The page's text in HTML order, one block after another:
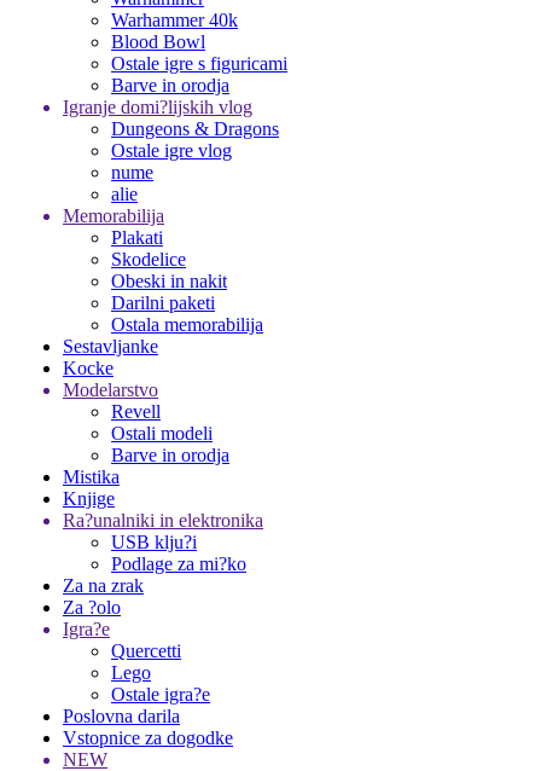
Warhammer 40k
Blood Bowl
Ostale igre s figuricami
Barve in orodja
Igranje domi?lijskih vlog
Dungeons & Dragons
Ostale igre vlog
nume
alie
Memorabilija
Plakati
Skodelice
Obeski in nakit
Darilni paketi
Ostala memorabilija
Sestavljanke
Kocke
Modelarstvo
Revell
Ostali modeli
Barve in orodja
Mistika
Knjige
Ra?unalniki in elektronika
USB klju?i
Podlage za mi?ko
Za na zrak
Za ?olo
Igra?e
Quercetti
Lego
Ostale igra?e
Poslovna darila
Vstopnice za dogodke
NEW